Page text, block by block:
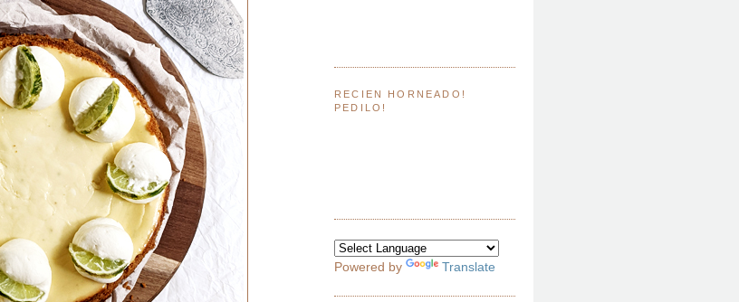
RECIEN HORNEADO!
PEDILO!
Powered by Translate